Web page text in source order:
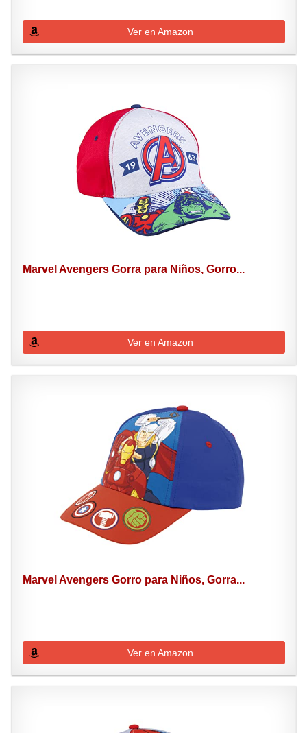
Ver en Amazon
Marvel Avengers Gorra para Niños, Gorro...
Ver en Amazon
Marvel Avengers Gorro para Niños, Gorra...
Ver en Amazon